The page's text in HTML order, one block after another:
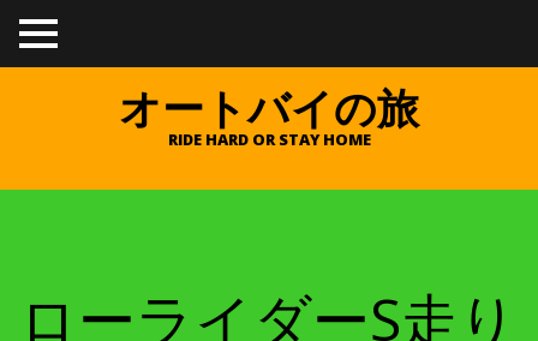
TO
GGL
オートバイの旅
RIDE HARD OR STAY HOME
ローライダーS走り